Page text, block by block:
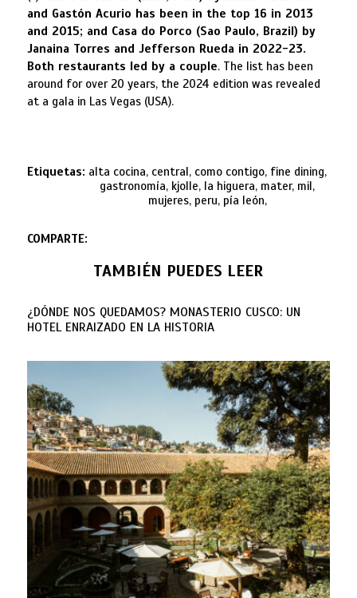
and Gastón Acurio has been in the top 16 in 2013
and 2015; and Casa do Porco (Sao Paulo, Brazil) by
Janaina Torres and Jefferson Rueda in 2022-23.
Both restaurants led by a couple. The list has been
around for over 20 years, the 2024 edition was revealed
at a gala in Las Vegas (USA).
Etiquetas: alta cocina, central, como contigo, fine dining,
gastronomía, kjolle, la higuera, mater, mil,
mujeres, peru, pía león,
COMPARTE:
TAMBIÉN PUEDES LEER
¿DÓNDE NOS QUEDAMOS? MONASTERIO CUSCO: UN
HOTEL ENRAIZADO EN LA HISTORIA